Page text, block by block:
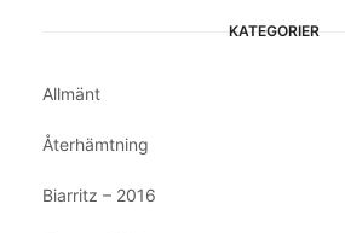
KATEGORIER
Allmänt
Återhämtning
Biarritz – 2016